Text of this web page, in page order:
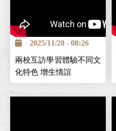
2025/11/28 - 08:26
兩校互訪學習體驗不同文
化特色 增生情誼